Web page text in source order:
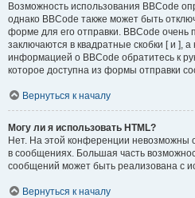
Возможность использования BBCode
однако BBCode также может быть
форме для его отправки. BBCode очень
заключаются в квадратные скобки [ и ],
информацией о BBCode обратитесь к
которое доступна из формы отправки
Вернуться к началу
Могу ли я использовать HTML?
Нет. На этой конференции невозможны
в сообщениях. Большая часть
сообщений может быть реализована с
Вернуться к началу